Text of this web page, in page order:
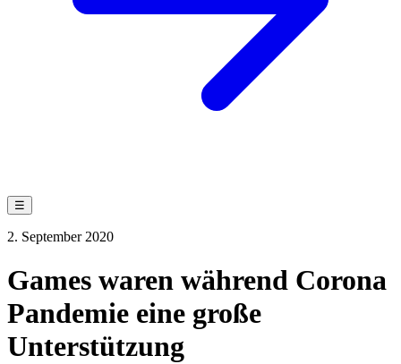
☰
2. September 2020
Games waren während Corona
Pandemie eine große
Unterstützung